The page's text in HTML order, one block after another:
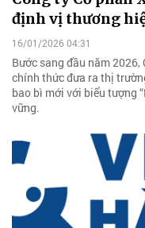
định vị thương
16/01/2026 04:31
Bước sang đầu năm 2026,
chính thức đưa ra thị
bao bì mới với biểu tượng
vững.